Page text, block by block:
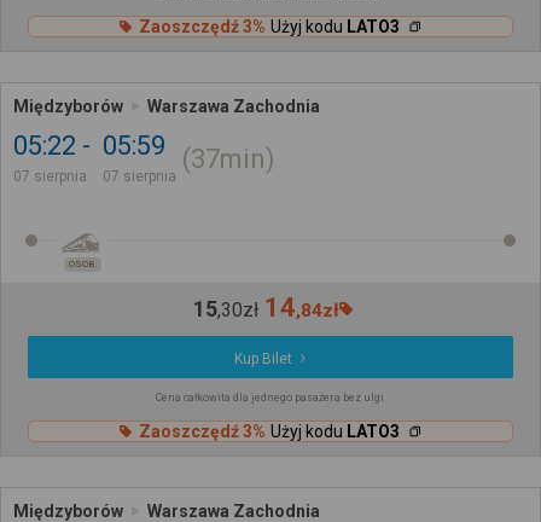
Zaoszczędź 3% Użyj kodu LATO3
Międzyborów Warszawa Zachodnia
05:22
07 sierpnia
05:59
07 sierpnia
37min
OSOB.
15,30zł 14,84zł
Kup Bilet
Cena całkowita dla jednego pasażera bez ulgi
Zaoszczędź 3% Użyj kodu LATO3
Międzyborów Warszawa Zachodnia